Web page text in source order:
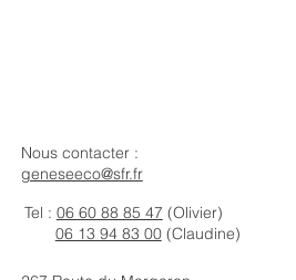
Nous contacter :
geneseeco@sfr.fr
Tel : 06 60 88 85 47 (Olivier)
06 13 94 83 00(Claudine)